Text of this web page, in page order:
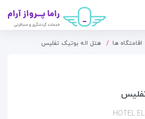
اقامتگاه ها هتل اله بوتیک تفلیس
HOTEL